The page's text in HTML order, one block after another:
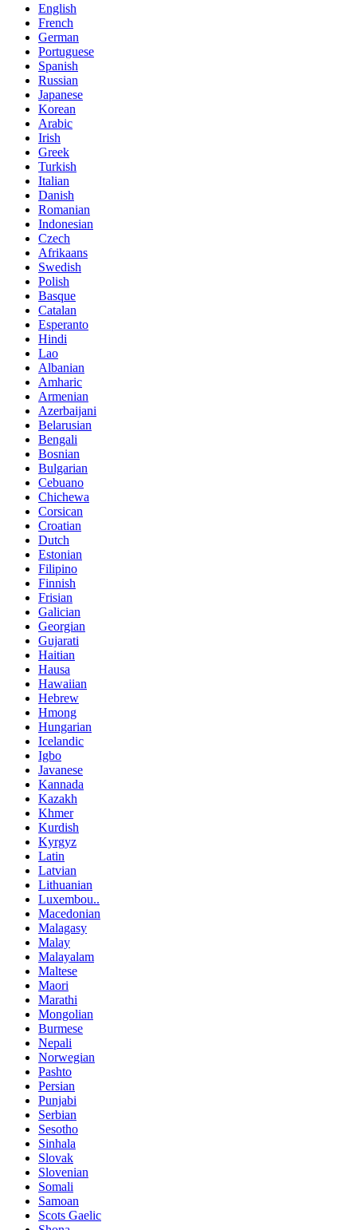
English
French
German
Portuguese
Spanish
Russian
Japanese
Korean
Arabic
Irish
Greek
Turkish
Italian
Danish
Romanian
Indonesian
Czech
Afrikaans
Swedish
Polish
Basque
Catalan
Esperanto
Hindi
Lao
Albanian
Amharic
Armenian
Azerbaijani
Belarusian
Bengali
Bosnian
Bulgarian
Cebuano
Chichewa
Corsican
Croatian
Dutch
Estonian
Filipino
Finnish
Frisian
Galician
Georgian
Gujarati
Haitian
Hausa
Hawaiian
Hebrew
Hmong
Hungarian
Icelandic
Igbo
Javanese
Kannada
Kazakh
Khmer
Kurdish
Kyrgyz
Latin
Latvian
Lithuanian
Luxembou..
Macedonian
Malagasy
Malay
Malayalam
Maltese
Maori
Marathi
Mongolian
Burmese
Nepali
Norwegian
Pashto
Persian
Punjabi
Serbian
Sesotho
Sinhala
Slovak
Slovenian
Somali
Samoan
Scots Gaelic